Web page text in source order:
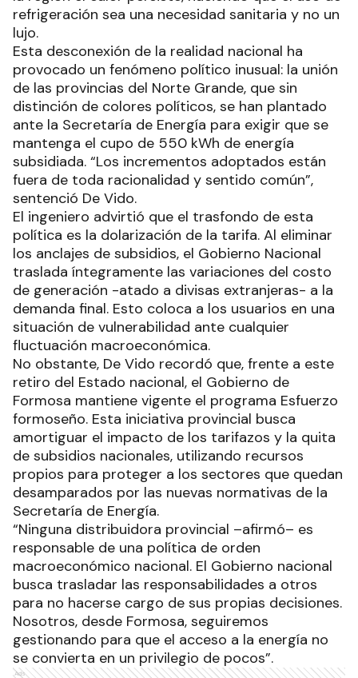
refrigeración sea una necesidad sanitaria y no un
lujo.
Esta desconexión de la realidad nacional ha
provocado un fenómeno político inusual: la unión
de las provincias del Norte Grande, que sin
distinción de colores políticos, se han plantado
ante la Secretaría de Energía para exigir que se
mantenga el cupo de 550 kWh de energía
subsidiada. “Los incrementos adoptados están
fuera de toda racionalidad y sentido común”,
sentenció De Vido.
El ingeniero advirtió que el trasfondo de esta
política es la dolarización de la tarifa. Al eliminar
los anclajes de subsidios, el Gobierno Nacional
traslada íntegramente las variaciones del costo
de generación -atado a divisas extranjeras- a la
demanda final. Esto coloca a los usuarios en una
situación de vulnerabilidad ante cualquier
fluctuación macroeconómica.
No obstante, De Vido recordó que, frente a este
retiro del Estado nacional, el Gobierno de
Formosa mantiene vigente el programa Esfuerzo
formoseño. Esta iniciativa provincial busca
amortiguar el impacto de los tarifazos y la quita
de subsidios nacionales, utilizando recursos
propios para proteger a los sectores que quedan
desamparados por las nuevas normativas de la
Secretaría de Energía.
“Ninguna distribuidora provincial –afirmó– es
responsable de una política de orden
macroeconómico nacional. El Gobierno nacional
busca trasladar las responsabilidades a otros
para no hacerse cargo de sus propias decisiones.
Nosotros, desde Formosa, seguiremos
gestionando para que el acceso a la energía no
se convierta en un privilegio de pocos”.
Ads